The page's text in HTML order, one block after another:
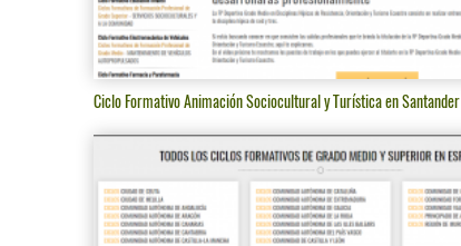
Ciclo Formativo Animación Sociocultural y Turística en Santander